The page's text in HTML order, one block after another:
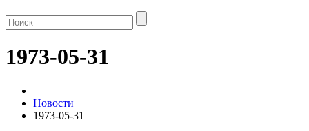
1973-05-31
Новости
1973-05-31